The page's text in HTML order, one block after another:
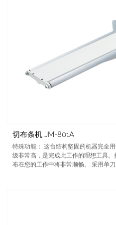
切布条机 JM-801A
特殊功能： 这台结构坚固的机器完全
级非常高，是完成此工作的理想工具
布在您的工作中将非常顺畅。 采用单